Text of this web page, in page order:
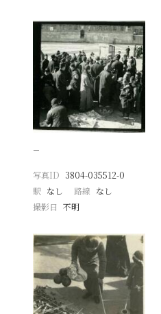
−
写真ID 3804-035512-0
駅 なし 路線 なし
撮影日
不明